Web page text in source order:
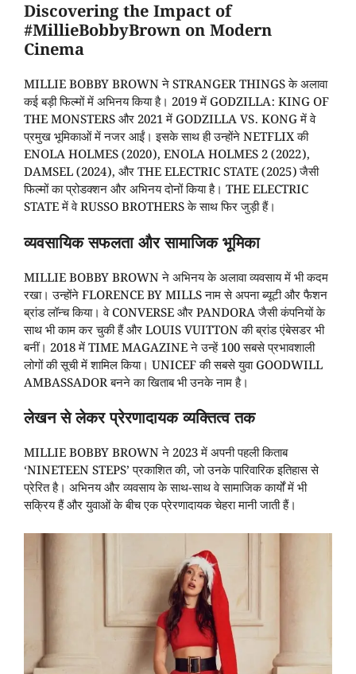
Discovering the Impact of
#MillieBobbyBrown on Modern
Cinema
MILLIE BOBBY BROWN ने STRANGER THINGS के अलावा
कई बड़ी फिल्मों में अभिनय किया है। 2019 में GODZILLA: KING OF
THE MONSTERS और 2021 में GODZILLA VS. KONG में वे
प्रमुख भूमिकाओं में नजर आईं। इसके साथ ही उन्होंने NETFLIX की
ENOLA HOLMES (2020), ENOLA HOLMES 2 (2022),
DAMSEL (2024), और THE ELECTRIC STATE (2025) जैसी
फिल्मों का प्रोडक्शन और अभिनय दोनों किया है। THE ELECTRIC
STATE में वे RUSSO BROTHERS के साथ फिर जुड़ी हैं।
व्यवसायिक सफलता और सामाजिक भूमिका
MILLIE BOBBY BROWN ने अभिनय के अलावा व्यवसाय में भी कदम
रखा। उन्होंने FLORENCE BY MILLS नाम से अपना ब्यूटी और फैशन
ब्रांड लॉन्च किया। वे CONVERSE और PANDORA जैसी कंपनियों के
साथ भी काम कर चुकी हैं और LOUIS VUITTON की ब्रांड एंबेसडर भी
बनीं। 2018 में TIME MAGAZINE ने उन्हें 100 सबसे प्रभावशाली
लोगों की सूची में शामिल किया। UNICEF की सबसे युवा GOODWILL
AMBASSADOR बनने का खिताब भी उनके नाम है।
लेखन से लेकर प्रेरणादायक व्यक्तित्व तक
MILLIE BOBBY BROWN ने 2023 में अपनी पहली किताब
‘NINETEEN STEPS’ प्रकाशित की, जो उनके पारिवारिक इतिहास से
प्रेरित है। अभिनय और व्यवसाय के साथ-साथ वे सामाजिक कार्यों में भी
सक्रिय हैं और युवाओं के बीच एक प्रेरणादायक चेहरा मानी जाती हैं।